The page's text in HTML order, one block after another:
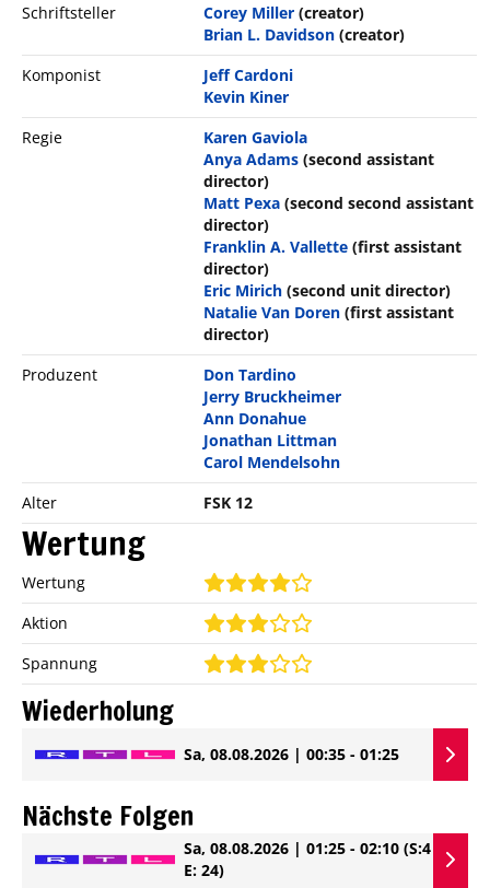
Schriftsteller
Corey Miller (creator)
Brian L. Davidson (creator)
Komponist
Jeff Cardoni
Kevin Kiner
Regie
Karen Gaviola
Anya Adams (second assistant
director)
Matt Pexa (second second assistant
director)
Franklin A. Vallette (first assistant
director)
Eric Mirich (second unit director)
Natalie Van Doren (first assistant
director)
Produzent
Don Tardino
Jerry Bruckheimer
Ann Donahue
Jonathan Littman
Carol Mendelsohn
Alter
FSK 12
Wertung
Wertung
Aktion
Spannung
Wiederholung
Sa, 08.08.2026 | 00:35 - 01:25
Nächste Folgen
Sa, 08.08.2026 | 01:25 - 02:10 (S:4
E: 24)